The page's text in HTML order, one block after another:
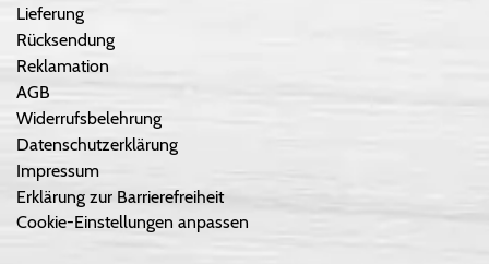
Lieferung
Rücksendung
Reklamation
AGB
Widerrufsbelehrung
Datenschutzerklärung
Impressum
Erklärung zur Barrierefreiheit
Cookie-Einstellungen anpassen